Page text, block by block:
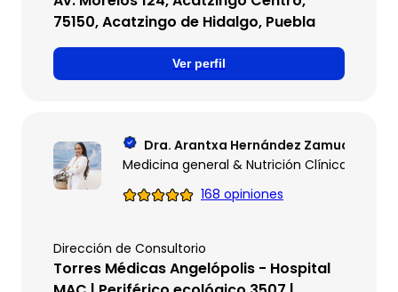
75150, Acatzingo de Hidalgo, Puebla
Ver perfil
Dra. Arantxa Hernández Zamudio
Medicina general & Nutrición Clínica |
168 opiniones
Dirección de Consultorio
Torres Médicas Angelópolis - Hospital